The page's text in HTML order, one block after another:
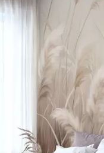
Standard
27 /m²
Premium
.6734 €/m²
Premium vinil
66.67 40.00€/m²